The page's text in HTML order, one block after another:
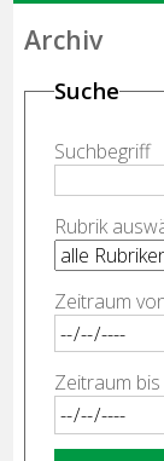
Archiv
Suche
Suchbegriff
Rubrik
Zeitraum
Zeitraum bis